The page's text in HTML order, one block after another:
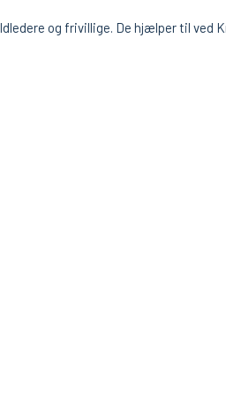
og frivillige. De hjælper til ved